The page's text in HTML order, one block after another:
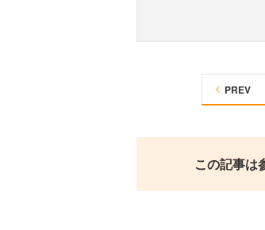
PREV
この記事は